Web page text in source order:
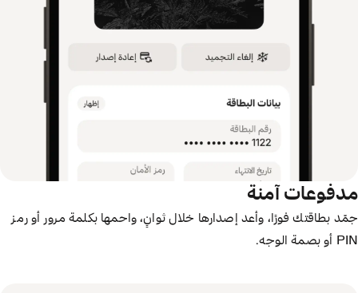
مدفوعات آمنة
جمّد بطاقتك فورًا، وأعد إصدارها خلال ثوانٍ، واحمها بكلمة مرور أو رمز
PIN أو بصمة الوجه.